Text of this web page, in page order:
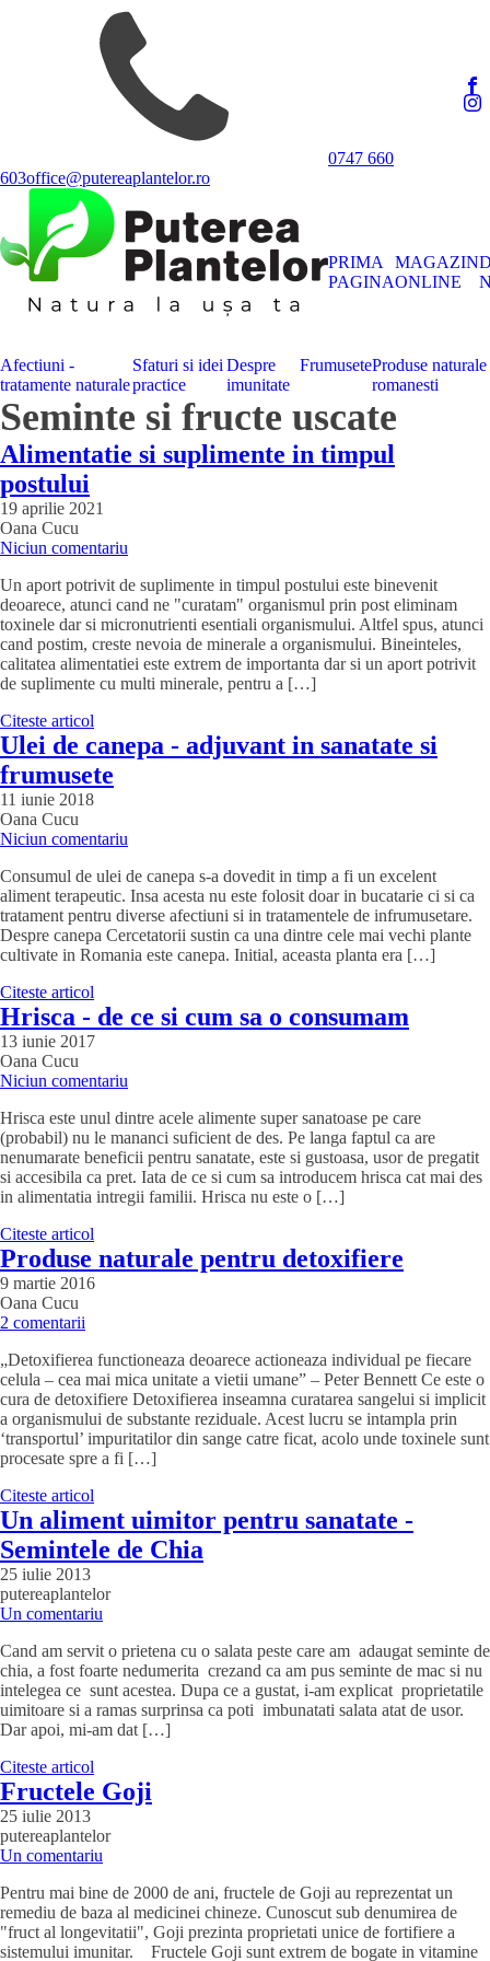
0747 660
603office@putereaplantelor.ro
PRIMA
PAGINA
MAGAZIN
ONLINE
Afectiuni -
tratamente naturale
Sfaturi si idei
practice
Despre
imunitate
FrumuseteProduse naturale
romanesti
Seminte si fructe uscate
Alimentatie si suplimente in timpul
postului
19 aprilie 2021
Oana Cucu
Niciun comentariu
Un aport potrivit de suplimente in timpul postului este binevenit
deoarece, atunci cand ne "curatam" organismul prin post eliminam
toxinele dar si micronutrienti esentiali organismului. Altfel spus, atunci
cand postim, creste nevoia de minerale a organismului. Bineinteles,
calitatea alimentatiei este extrem de importanta dar si un aport potrivit
de suplimente cu multi minerale, pentru a […]
Citeste articol
Ulei de canepa - adjuvant in sanatate si
frumusete
11 iunie 2018
Oana Cucu
Niciun comentariu
Consumul de ulei de canepa s-a dovedit in timp a fi un excelent
aliment terapeutic. Insa acesta nu este folosit doar in bucatarie ci si ca
tratament pentru diverse afectiuni si in tratamentele de infrumusetare.
Despre canepa Cercetatorii sustin ca una dintre cele mai vechi plante
cultivate in Romania este canepa. Initial, aceasta planta era […]
Citeste articol
Hrisca - de ce si cum sa o consumam
13 iunie 2017
Oana Cucu
Niciun comentariu
Hrisca este unul dintre acele alimente super sanatoase pe care
(probabil) nu le mananci suficient de des. Pe langa faptul ca are
nenumarate beneficii pentru sanatate, este si gustoasa, usor de pregatit
si accesibila ca pret. Iata de ce si cum sa introducem hrisca cat mai des
in alimentatia intregii familii. Hrisca nu este o […]
Citeste articol
Produse naturale pentru detoxifiere
9 martie 2016
Oana Cucu
2 comentarii
„Detoxifierea functioneaza deoarece actioneaza individual pe fiecare
celula – cea mai mica unitate a vietii umane” – Peter Bennett Ce este o
cura de detoxifiere Detoxifierea inseamna curatarea sangelui si implicit
a organismului de substante reziduale. Acest lucru se intampla prin
‘transportul’ impuritatilor din sange catre ficat, acolo unde toxinele sunt
procesate spre a fi […]
Citeste articol
Un aliment uimitor pentru sanatate -
Semintele de Chia
25 iulie 2013
putereaplantelor
Un comentariu
Cand am servit o prietena cu o salata peste care am adaugat seminte de
chia, a fost foarte nedumerita crezand ca am pus seminte de mac si nu
intelegea ce sunt acestea. Dupa ce a gustat, i-am explicat proprietatile
uimitoare si a ramas surprinsa ca poti imbunatati salata atat de usor.
Dar apoi, mi-am dat […]
Citeste articol
Fructele Goji
25 iulie 2013
putereaplantelor
Un comentariu
Pentru mai bine de 2000 de ani, fructele de Goji au reprezentat un
remediu de baza al medicinei chineze. Cunoscut sub denumirea de
"fruct al longevitatii", Goji prezinta proprietati unice de fortifiere a
sistemului imunitar. Fructele Goji sunt extrem de bogate in vitamine